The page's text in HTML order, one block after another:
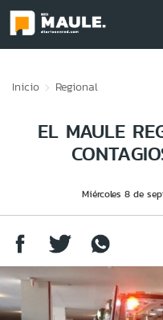
Inicio Regional
EL MAULE
Miércoles 8 de